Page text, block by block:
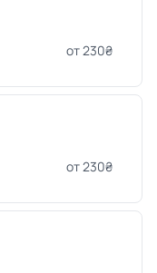
от 230₴
от 230₴